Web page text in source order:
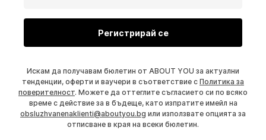
Регистрирай се
Искам да получавам бюлетин от ABOUT YOU за актуални
тенденции, оферти и ваучери в съответствие с Политика за
поверителност. Можете да оттеглите съгласието си по всяко
време с действие за в бъдеще, като изпратите имейл на
obsluzhvanenaklienti@aboutyou.bg или използвате опцията за
отписване в края на всеки бюлетин.